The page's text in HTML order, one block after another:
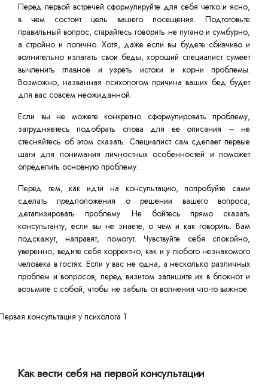
Перед первой встречей сформулируйте для себя четко и ясно,
в чем состоит цель вашего посещения. Подготовьте
правильный вопрос, старайтесь говорить не путано и сумбурно,
а стройно и логично. Хотя, даже если вы будете сбивчиво и
волнительно излагать свои беды, хороший специалист сумеет
вычленить главное и узреть истоки и корни проблемы.
Возможно, названная психологом причина ваших бед будет
для вас совсем неожиданной.
Если вы не можете конкретно сформулировать проблему,
затрудняетесь подобрать слова для ее описания – не
стесняйтесь об этом сказать. Специалист сам сделает первые
шаги для понимания личностных особенностей и поможет
определить основную проблему.
Перед тем, как идти на консультацию, попробуйте сами
сделать предположения о решении вашего вопроса,
детализировать проблему. Не бойтесь прямо сказать
консультанту, если вы не знаете, о чем и как говорить. Вам
подскажут, направят, помогут. Чувствуйте себя спокойно,
уверенно, ведите себя корректно, как и у любого незнакомого
человека в гостях. Если у вас не одна, а несколько различных
проблем и вопросов, перед визитом запишите их в блокнот и
возьмите с собой, чтобы не забыть от волнения что-то важное.
Как вести себя на первой консультации